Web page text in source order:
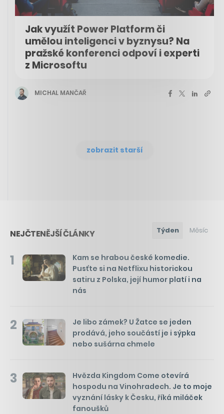
Jak využít Power Platform či
umělou inteligenci v byznysu? Na
pražské konferenci odpoví i experti
z Microsoftu
MICHAL MANČAŘ
zobrazit starší
NEJČTENĚJŠÍ ČLÁNKY Týden Měsíc
1
Kam se hrabou české komedie.
Pusťte si na Netflixu historickou
satiru z Polska, její humor platí i na
nás
2
Je libo zámek? U Žatce se jeden
prodává, jeho součástí je i sýpka
nebo sušárna chmele
3
Hvězda Kingdom Come otevírá
hospodu na Vinohradech. Je to moje
vyznání lásky k Česku, říká miláček
fanoušků